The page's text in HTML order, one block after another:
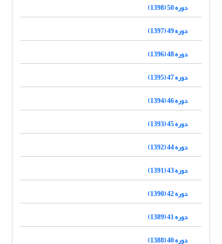
دوره 50 (1398)
دوره 49 (1397)
دوره 48 (1396)
دوره 47 (1395)
دوره 46 (1394)
دوره 45 (1393)
دوره 44 (1392)
دوره 43 (1391)
دوره 42 (1390)
دوره 41 (1389)
دوره 40 (1388)